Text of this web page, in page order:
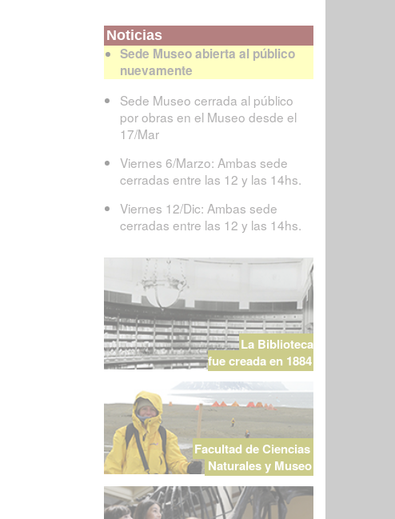
Noticias
Sede Museo abierta al público
nuevamente
Sede Museo cerrada al público
por obras en el Museo desde el
17/Mar
Viernes 6/Marzo: Ambas sede
cerradas entre las 12 y las 14hs.
Viernes 12/Dic: Ambas sede
cerradas entre las 12 y las 14hs.
La Biblioteca
fue creada en 1884
Facultad de Ciencias
Naturales y Museo